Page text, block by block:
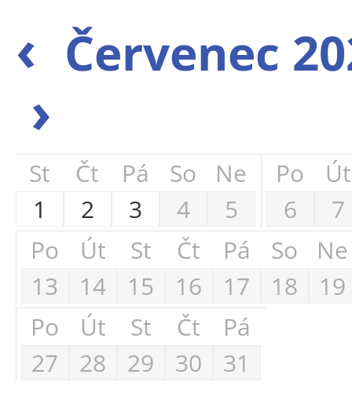
‹ Červenec
›
St Čt Pá So
Ne
1
2 3 4 5
Po
Út
6
7
Po
Út St Čt Pá So
Ne
13
14 15 16 17 18
19
Po
Út St Čt
Pá
27
28 29 30 31